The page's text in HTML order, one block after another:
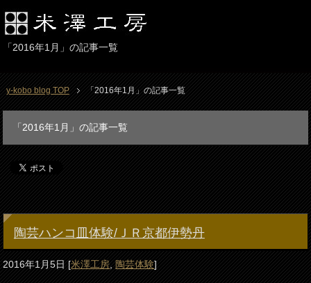
「2016年1月」の記事一覧
y-kobo blog TOP 「2016年1月」の記事一覧
「2016年1月」の記事一覧
陶芸ハンコ皿体験/ＪＲ京都伊勢丹
2016年1月5日[米澤工房,陶芸体験]